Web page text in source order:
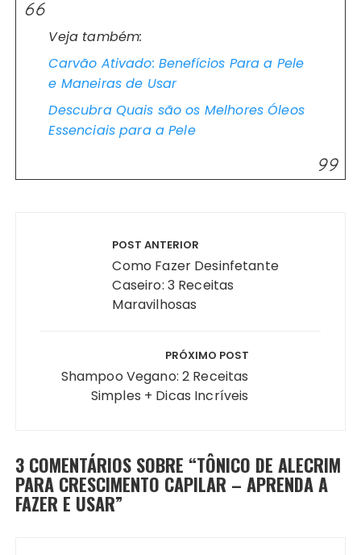
Veja também:
Carvão Ativado: Benefícios Para a Pele
e Maneiras de Usar
Descubra Quais são os Melhores Óleos
Essenciais para a Pele
POST ANTERIOR
Como Fazer Desinfetante
Caseiro: 3 Receitas
Maravilhosas
PRÓXIMO POST
Shampoo Vegano: 2 Receitas
Simples + Dicas Incríveis
3 COMENTÁRIOS SOBRE “TÔNICO DE ALECRIM
PARA CRESCIMENTO CAPILAR – APRENDA A
FAZER E USAR”